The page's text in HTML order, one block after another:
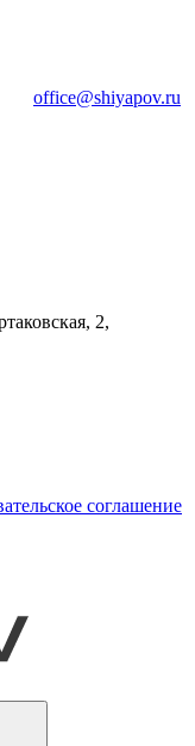
office@shiyapov.ru
2,
соглашение